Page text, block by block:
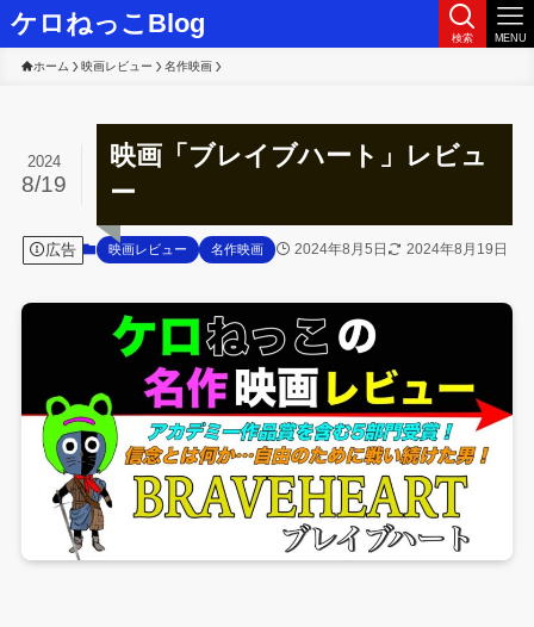
ケロねっこBlog 検索 MENU
ホーム 映画レビュー 名作映画
映画「ブレイブハート」レビュ
ー
2024
8/19
広告 映画レビュー 名作映画 2024年8月5日 2024年8月19日